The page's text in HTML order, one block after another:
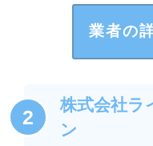
業者の
2
株式会社ラ
ン